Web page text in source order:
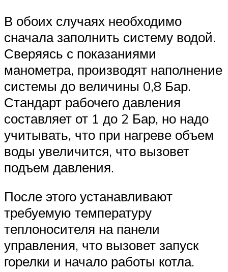
В обоих случаях необходимо
сначала заполнить систему водой.
Сверяясь с показаниями
манометра, производят наполнение
системы до величины 0,8 Бар.
Стандарт рабочего давления
составляет от 1 до 2 Бар, но надо
учитывать, что при нагреве объем
воды увеличится, что вызовет
подъем давления.
После этого устанавливают
требуемую температуру
теплоносителя на панели
управления, что вызовет запуск
горелки и начало работы котла.